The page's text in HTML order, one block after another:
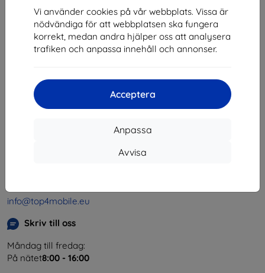
Vi använder cookies på vår webbplats. Vissa är
nödvändiga för att webbplatsen ska fungera
korrekt, medan andra hjälper oss att analysera
trafiken och anpassa innehåll och annonser.
Acceptera
Anpassa
Avvisa
Shield-SK s.r.o.
46701494
Momsregistreringsnummer:SK2023549671
info@top4mobile.eu
Skriv till oss
Måndag till fredag:
På nätet8:00 - 16:00